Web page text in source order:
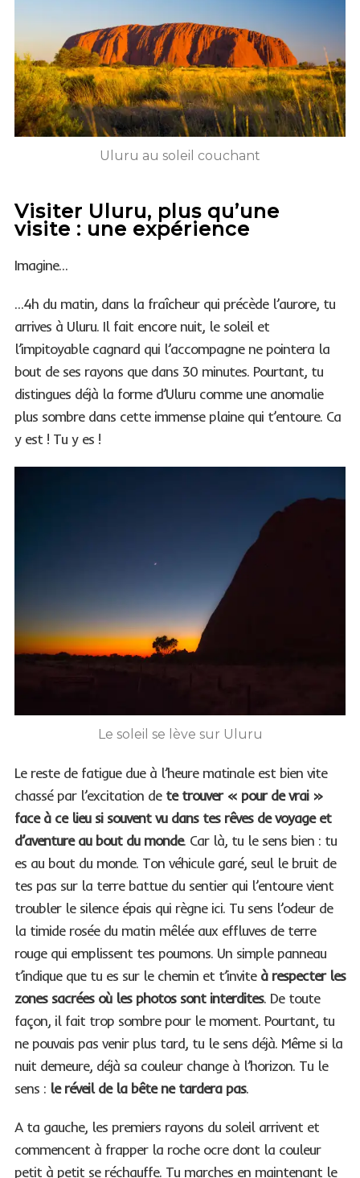
Uluru au soleil couchant
Visiter Uluru, plus qu’une
visite : une expérience
Imagine…
…4h du matin, dans la fraîcheur qui précède l’aurore, tu
arrives à Uluru. Il fait encore nuit, le soleil et
l’impitoyable cagnard qui l’accompagne ne pointera la
bout de ses rayons que dans 30 minutes. Pourtant, tu
distingues déjà la forme d’Uluru comme une anomalie
plus sombre dans cette immense plaine qui t’entoure. Ca
y est ! Tu y es !
Le soleil se lève sur Uluru
Le reste de fatigue due à l’heure matinale est bien vite
chassé par l’excitation de te trouver « pour de vrai »
face à ce lieu si souvent vu dans tes rêves de voyage et
d’aventure au bout du monde. Car là, tu le sens bien : tu
es au bout du monde. Ton véhicule garé, seul le bruit de
tes pas sur la terre battue du sentier qui l’entoure vient
troubler le silence épais qui règne ici. Tu sens l’odeur de
la timide rosée du matin mêlée aux effluves de terre
rouge qui emplissent tes poumons. Un simple panneau
t’indique que tu es sur le chemin et t’invite à respecter les
zones sacrées où les photos sont interdites. De toute
façon, il fait trop sombre pour le moment. Pourtant, tu
ne pouvais pas venir plus tard, tu le sens déjà. Même si la
nuit demeure, déjà sa couleur change à l’horizon. Tu le
sens : le réveil de la bête ne tardera pas.
A ta gauche, les premiers rayons du soleil arrivent et
commencent à frapper la roche ocre dont la couleur
petit à petit se réchauffe. Tu marches en maintenant le